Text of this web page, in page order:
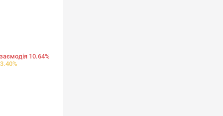
10.64%